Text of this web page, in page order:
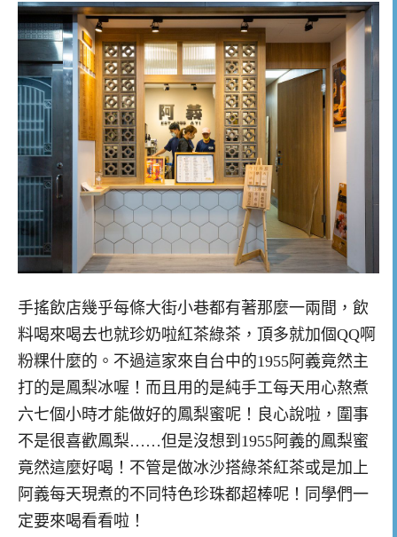
手搖飲店幾乎每條大街小巷都有著那麼一兩間，飲
料喝來喝去也就珍奶啦紅茶綠茶，頂多就加個QQ啊
粉粿什麼的。不過這家來自台中的1955阿義竟然主
打的是鳳梨冰喔！而且用的是純手工每天用心熬煮
六七個小時才能做好的鳳梨蜜呢！良心說啦，圍事
不是很喜歡鳳梨……但是沒想到1955阿義的鳳梨蜜
竟然這麼好喝！不管是做冰沙搭綠茶紅茶或是加上
阿義每天現煮的不同特色珍珠都超棒呢！同學們一
定要來喝看看啦！